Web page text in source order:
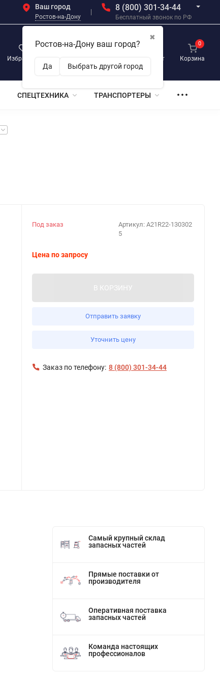
Ваш город
Ростов-на-Дону
✖
Ростов-на-Дону ваш город?
Да Выбрать другой город
8 (800) 301-34-44
Бесплатный звонок по РФ
Избранное
0
Личный кабинет Корзина
0
СПЕЦТЕХНИКА ТРАНСПОРТЕРЫ
Артикул: A21R22-130302
5
Под заказ
Цена по запросу
В КОРЗИНУ
Отправить заявку
Уточнить цену
Заказ по телефону: 8 (800) 301-34-44
Самый крупный склад
запасных частей
Прямые поставки от
производителя
Оперативная поставка
запасных частей
Команда настоящих
профессионалов